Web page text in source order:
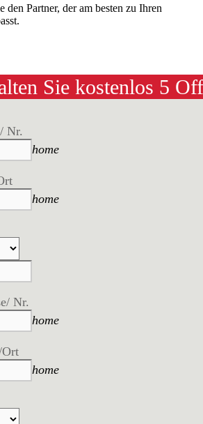
den Partner, der am besten zu Ihren
Sie kostenlos 5
Nr.
home
home
Nr.
home
home